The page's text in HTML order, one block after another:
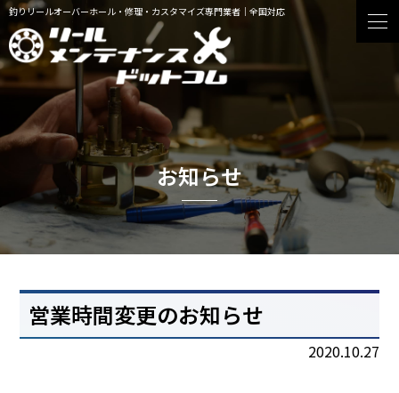
釣りリールオーバーホール・修理・カスタマイズ専門業者｜全国対応
お知らせ
営業時間変更のお知らせ
2020.10.27